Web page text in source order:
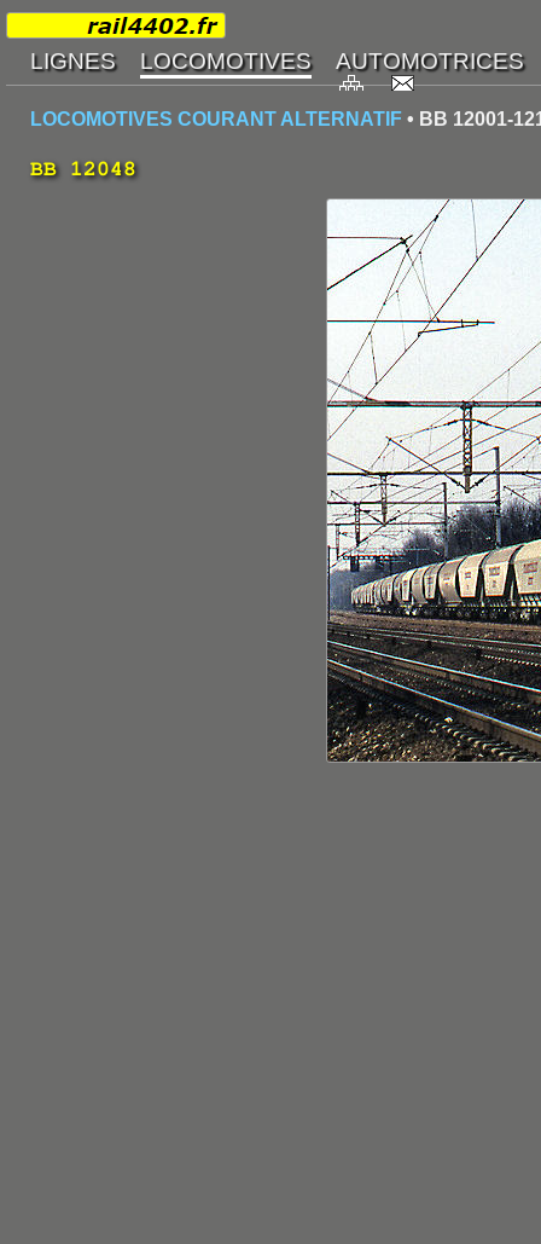
LOCOMOTIVES COURANT ALTERNATIF • BB 12001-
BB 12048